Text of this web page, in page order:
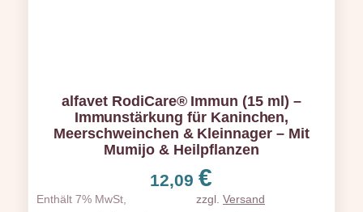
alfavet RodiCare® Immun (15 ml) –
Immunstärkung für Kaninchen,
Meerschweinchen & Kleinnager – Mit
Mumijo & Heilpflanzen
12,09€
Enthält 7% MwSt, zzgl. Versand